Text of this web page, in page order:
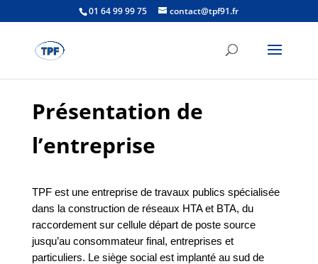
01 64 99 99 75 contact@tpf91.fr
Présentation de
l’entreprise
TPF est une entreprise de travaux publics spécialisée
dans la construction de réseaux HTA et BTA, du
raccordement sur cellule départ de poste source
jusqu’au consommateur final, entreprises et
particuliers. Le siège social est implanté au sud de